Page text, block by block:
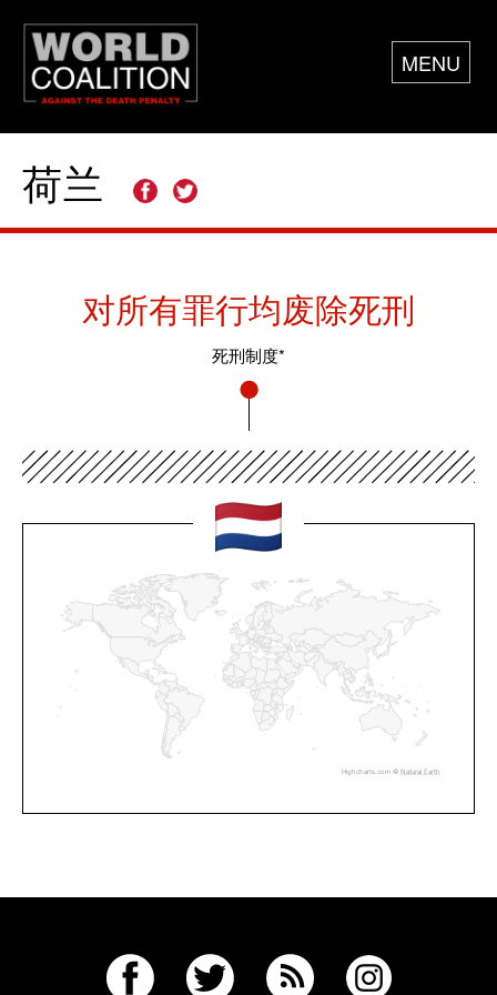
MENU
荷兰
对所有罪行均废除死刑
死刑制度*
Highcharts.com © Natural Earth